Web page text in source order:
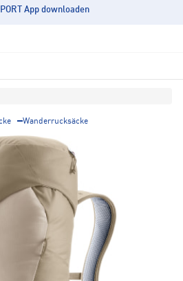
App downloaden
Wanderrucksäcke